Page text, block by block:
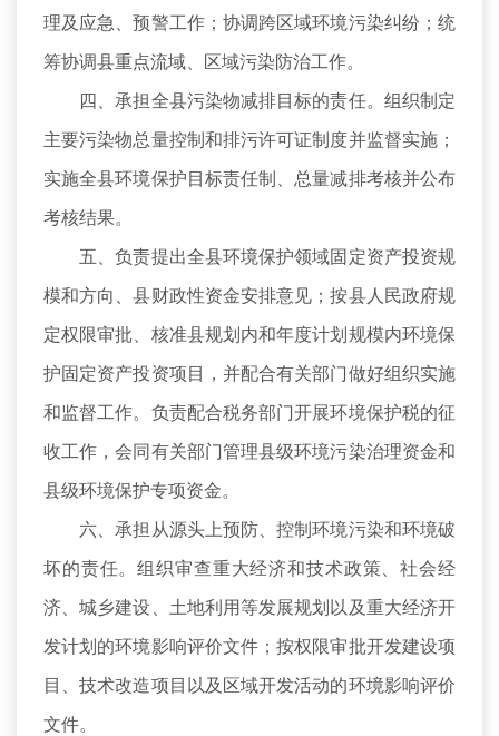
理及应急、预警工作；协调跨区域环境污染纠纷；统
筹协调县重点流域、区域污染防治工作。
四、承担全县污染物减排目标的责任。组织制定
主要污染物总量控制和排污许可证制度并监督实施；
实施全县环境保护目标责任制、总量减排考核并公布
考核结果。
五、负责提出全县环境保护领域固定资产投资规
模和方向、县财政性资金安排意见；按县人民政府规
定权限审批、核准县规划内和年度计划规模内环境保
护固定资产投资项目，并配合有关部门做好组织实施
和监督工作。负责配合税务部门开展环境保护税的征
收工作，会同有关部门管理县级环境污染治理资金和
县级环境保护专项资金。
六、承担从源头上预防、控制环境污染和环境破
坏的责任。组织审查重大经济和技术政策、社会经
济、城乡建设、土地利用等发展规划以及重大经济开
发计划的环境影响评价文件；按权限审批开发建设项
目、技术改造项目以及区域开发活动的环境影响评价
文件。